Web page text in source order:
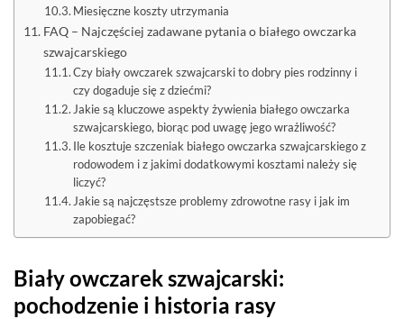
Miesięczne koszty utrzymania
FAQ – Najczęściej zadawane pytania o białego owczarka
szwajcarskiego
Czy biały owczarek szwajcarski to dobry pies rodzinny i
czy dogaduje się z dziećmi?
Jakie są kluczowe aspekty żywienia białego owczarka
szwajcarskiego, biorąc pod uwagę jego wrażliwość?
Ile kosztuje szczeniak białego owczarka szwajcarskiego z
rodowodem i z jakimi dodatkowymi kosztami należy się
liczyć?
Jakie są najczęstsze problemy zdrowotne rasy i jak im
zapobiegać?
Biały owczarek szwajcarski:
pochodzenie i historia rasy